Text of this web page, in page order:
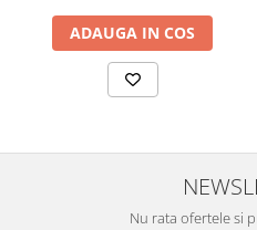
ADAUGA IN COS
Nu rata ofertele si